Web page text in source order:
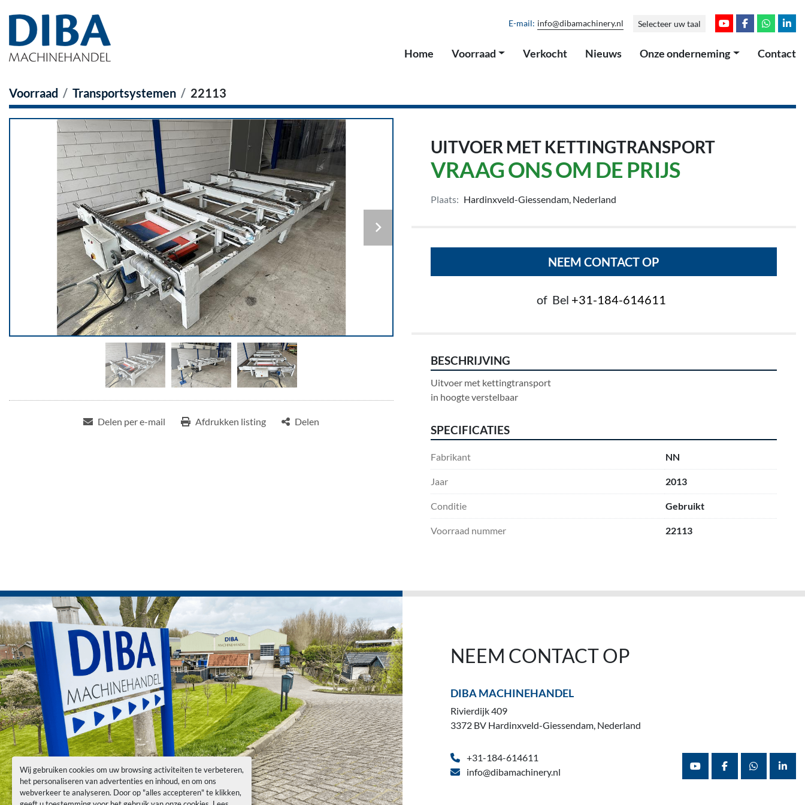
Wij gebruiken cookies om uw browsing activiteiten te verbeteren,
het personaliseren van advertenties en inhoud, en om ons
webverkeer te analyseren. Door op "alles accepteren" te klikken,
E-mail: info@dibamachinery.nl Selecteer uw taal
youtubefacebook
Home Voorraad Verkocht Nieuws Onze onderneming Contact
Voorraad Transportsystemen 22113
Delen per e-mail Afdrukken listing Delen
UITVOER MET KETTINGTRANSPORT
VRAAG ONS OM DE PRIJS
Plaats: Hardinxveld-Giessendam, Nederland
NEEM CONTACT OP
of Bel +31-184-614611
BESCHRIJVING
Uitvoer met kettingtransport
in hoogte verstelbaar
SPECIFICATIES
Fabrikant NN
Jaar 2013
Conditie Gebruikt
Voorraad nummer 22113
NEEM CONTACT OP
DIBA MACHINEHANDEL
Rivierdijk 409
3372 BV Hardinxveld-Giessendam, Nederland
+31-184-614611
info@dibamachinery.nl
youtubefacebookwhatsapp